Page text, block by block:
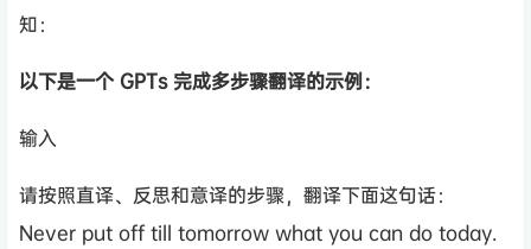
知：
以下是一个 GPTs 完成多步骤翻译的示例：
输入
请按照直译、反思和意译的步骤，翻译下面这句话：
Never put off till tomorrow what you can do today.